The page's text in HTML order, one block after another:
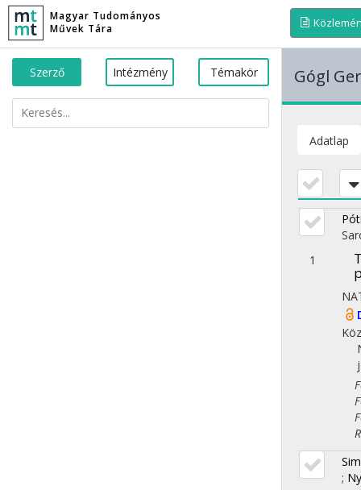
Magyar Tudományos
Művek Tára
Szerző Intézmény Témakör Gógl
Adatlap
1
;